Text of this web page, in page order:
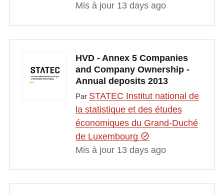
Mis à jour 13 days ago
HVD - Annex 5 Companies
and Company Ownership -
Annual deposits 2013
Par STATEC Institut national de
la statistique et des études
économiques du Grand-Duché
de Luxembourg
Mis à jour 13 days ago